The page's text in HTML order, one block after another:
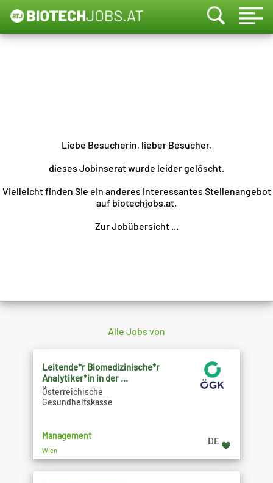
Liebe Besucherin, lieber Besucher,
dieses Jobinserat wurde leider gelöscht.
Vielleicht finden Sie ein anderes interessantes Stellenangebot
auf biotechjobs.at.
Zur Jobübersicht ...
Alle Jobs von
Leitende*r Biomedizinische*r
Analytiker*in in der ...
Österreichische
Gesundheitskasse
Management
Wien
DE